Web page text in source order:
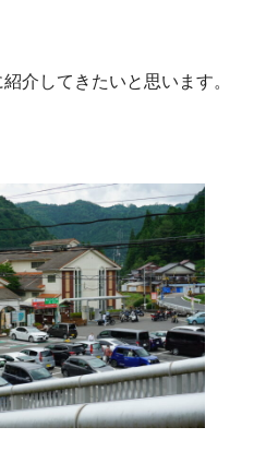
介してきたいと思います。